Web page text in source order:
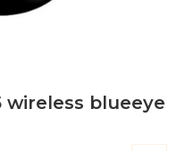
wireless blueeye